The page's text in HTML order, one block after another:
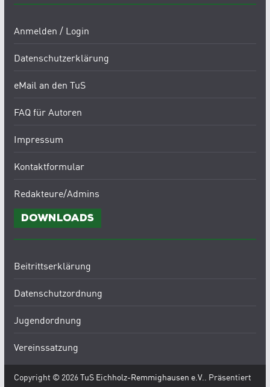
Anmelden / Login
Datenschutzerklärung
eMail an den TuS
FAQ für Autoren
Impressum
Kontaktformular
Redakteure/Admins
Downloads
Beitrittserklärung
Datenschutzordnung
Jugendordnung
Vereinssatzung
Copyright © 2026TuS Eichholz-Remmighausen e.V.. Präsentiert